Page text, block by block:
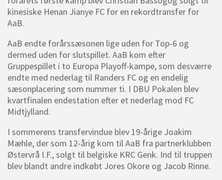
kinesiske Henan Jianye FC for en rekordtransfer for
AaB.
AaB endte forårssæsonen lige uden for Top-6 og
dermed uden for slutspillet. AaB kom efter
Gruppespillet i to Europa Playoff-kampe, som desværre
endte med nederlag til Randers FC og en endelig
sæsonplacering som nummer ti. I DBU Pokalen blev
kvartfinalen endestation efter et nederlag mod FC
Midtjylland.
I sommerens transfervindue blev 19-årige Joakim
Mæhle, der som 12-årig kom til AaB fra partnerklubben
Østervrå I.F., solgt til belgiske KRC Genk. Ind til truppen
blev blandt andre indkøbt Jores Okore og Jacob Rinne.